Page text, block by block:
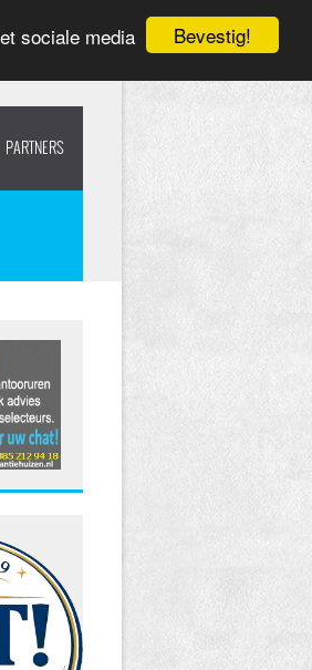
Bevestig!
sociale media
PARTNERS